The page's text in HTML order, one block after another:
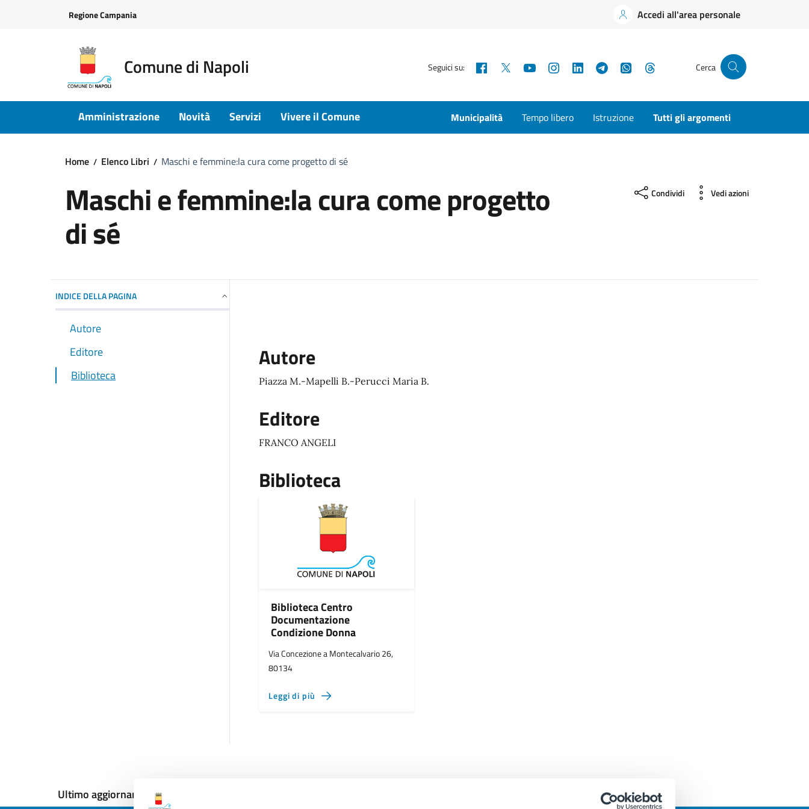
Regione Campania Accedi all'area personale
Comune di Napoli Seguici su: Facebook YouTubeInstagramLinkedInTelegramWhatsApp Cerca
Amministrazione Novità Servizi Vivere il Comune Municipalità Tempo libero Istruzione Tutti gli argomenti
Home Elenco Libri Maschi e femmine:la cura come progetto di sé
Maschi e femmine:la cura come progetto
di sé
Condividi Vedi azioni
INDICE DELLA PAGINA
Autore
Editore
Biblioteca
Autore
Piazza M.-Mapelli B.-Perucci Maria B.
Editore
FRANCO ANGELI
Biblioteca
Biblioteca Centro
Documentazione
Condizione Donna
Via Concezione a Montecalvario 26,
80134
Leggi di più
Ultimo aggiornamento: